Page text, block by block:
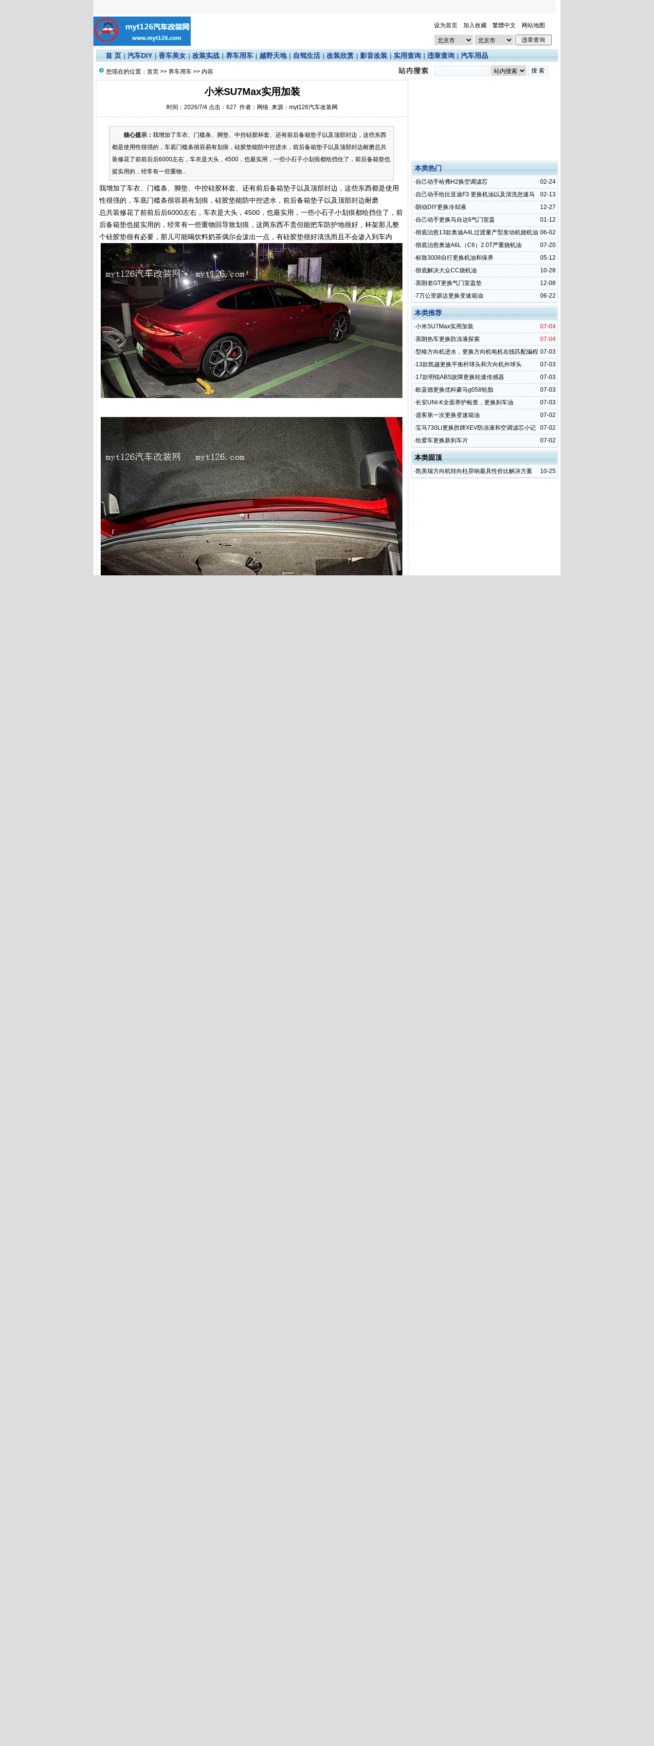
设为首页 加入收藏 繁體中文 网站地图
首 页 |汽车DIY |香车美女 |改装实战 |养车用车 |越野天地 |自驾生活 |改装欣赏 |影音改装 |实用查询 |违章查询 |汽车用品
您现在的位置： 首页 >> 养车用车 >> 内容
小米SU7Max实用加装
时间：2026/7/4 点击： 627 作者：网络 来源：myt126汽车改装网
核心提示： 我增加了车衣、门槛条、脚垫、中控硅胶杯套、还有前后备箱垫子以及顶部封边，这些东西
都是使用性很强的，车底门槛条很容易有划痕，硅胶垫能防中控进水，前后备箱垫子以及顶部封边耐磨总共
装修花了前前后后6000左右，车衣是大头，4500，也最实用，一些小石子小划痕都给挡住了，前后备箱垫也
挺实用的，经常有一些重物...
我增加了车衣、门槛条、脚垫、中控硅胶杯套、还有前后备箱垫子以及顶部封边，这些东西都是使用
性很强的，车底门槛条很容易有划痕，硅胶垫能防中控进水，前后备箱垫子以及顶部封边耐磨
总共装修花了前前后后6000左右，车衣是大头，4500，也最实用，一些小石子小划痕都给挡住了，前
后备箱垫也挺实用的，经常有一些重物回导致划痕，这两东西不贵但能把车防护地很好，杯架那儿整
个硅胶垫很有必要，那儿可能喝饮料奶茶偶尔会泼出一点，有硅胶垫很好清洗而且不会渗入到车内
本类热门
02-24
·自己动手哈弗H2换空调滤芯
02-13
·自己动手给比亚迪F3 更换机油以及清洗怠速马
达
12-27
·朗动DIY更换冷却液
01-12
·自己动手更换马自达6气门室盖
06-02
·彻底治愈13款奥迪A4L过渡量产型发动机烧机油
07-20
·彻底治愈奥迪A6L（C6）2.0T严重烧机油
05-12
·标致3008自行更换机油和保养
10-28
·彻底解决大众CC烧机油
12-08
·英朗老GT更换气门室盖垫
06-22
·7万公里骐达更换变速箱油
本类推荐
07-04
·小米SU7Max实用加装
07-04
·英朗热车更换防冻液探索
07-03
·型格方向机进水，更换方向机电机在线匹配编程
07-03
·13款凯越更换平衡杆球头和方向机外球头
07-03
·17款明锐ABS故障更换轮速传感器
07-03
·欧蓝德更换优科豪马g058轮胎
07-03
·长安UNI-K全面养护检查，更换刹车油
07-02
·逍客第一次更换变速箱油
07-02
·宝马730Li更换胜牌XEV防冻液和空调滤芯小记
07-02
·给爱车更换新刹车片
本类固顶
10-25
·凯美瑞方向机转向柱异响最具性价比解决方案